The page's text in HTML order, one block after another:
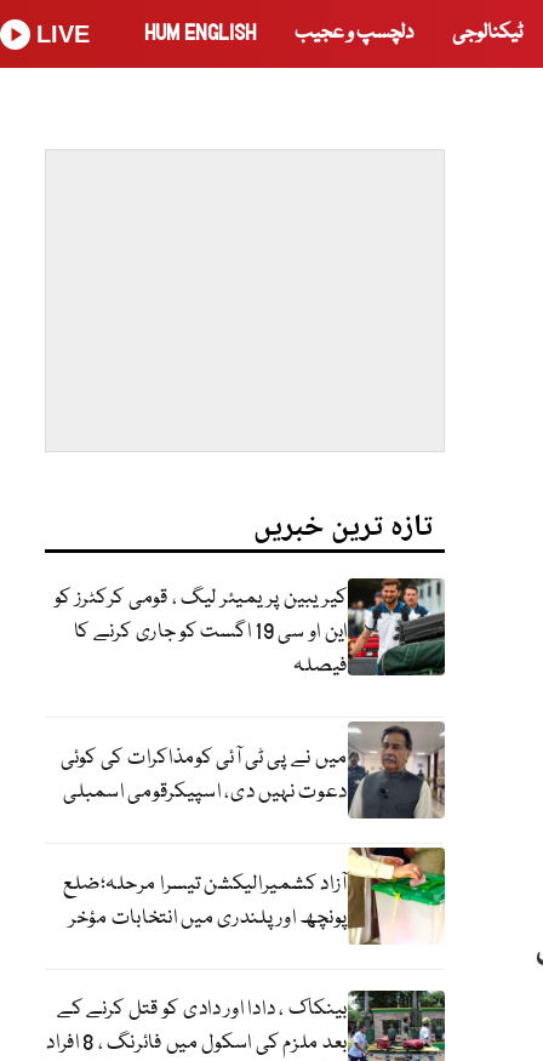
ٹیکنالوجی دلچسپ و عجیب HUM ENGLISH
LIVE
تازہ ترین خبریں
کیریبین پریمیئر لیگ ، قومی کرکٹرز کو
این او سی 19 اگست کو جاری کرنے کا
فیصلہ
میں نے پی ٹی آئی کومذاکرات کی کوئی
دعوت نہیں دی، اسپیکرقومی اسمبلی
آزاد کشمیرالیکشن تیسرا مرحلہ؛ضلع
پونچھ اور پلندری میں انتخابات مؤخر
بینکاک ، دادا اور دادی کو قتل کرنے کے
بعد ملزم کی اسکول میں فائرنگ ، 8 افراد